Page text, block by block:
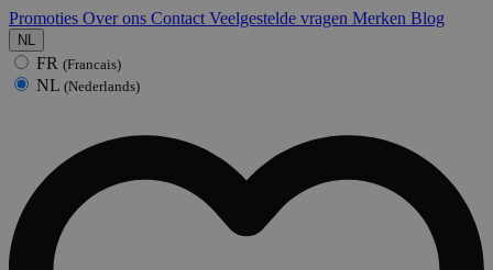
Promoties Over ons Contact Veelgestelde vragen Merken Blog
NL
FR (Francais)
NL (Nederlands)